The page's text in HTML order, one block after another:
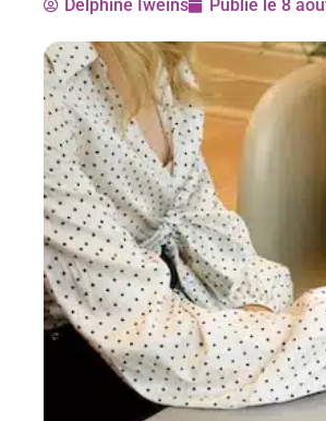
Delphine Iweins Publié le8